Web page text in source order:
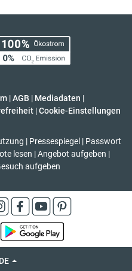
|AGB | Mediadaten |
| Cookie-Einstellungen
| Pressespiegel | Passwort
lesen | Angebot aufgeben |
aufgeben
DE